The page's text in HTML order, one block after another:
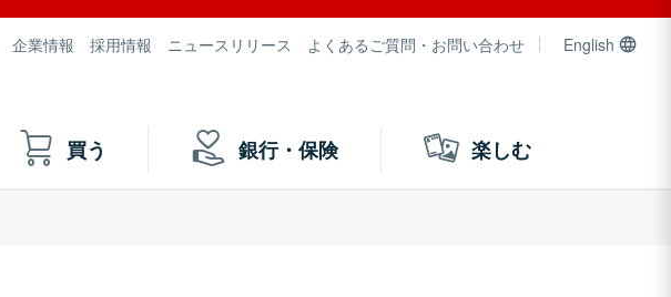
企業情報 採用情報 ニュースリリース よくあるご質問・お問い合わせ English
買う 銀行・保険 楽しむ